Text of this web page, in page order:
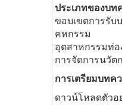
ประเภทของบท
ขอบเขตการรั
คหกรรม
อุตสาหกรรมท่อ
การจัดการนวัต
การเตรียมบทค
ดาวน์โหลดตัวอ